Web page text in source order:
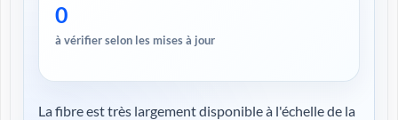
0
à vérifier selon les mises à jour
La fibre est très largement disponible à l'échelle de la